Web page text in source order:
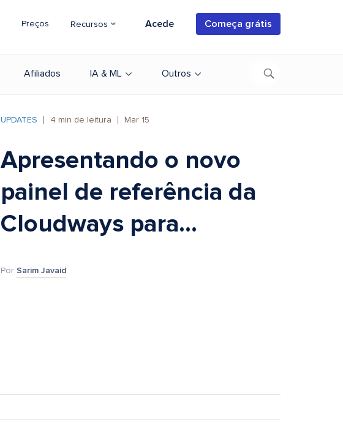
Preços Recursos Acede Começa grátis
Afiliados IA & ML Outros
UPDATES 4 min de leitura Mar 15
Apresentando o novo
painel de referência da
Cloudways para...
Por Sarim Javaid